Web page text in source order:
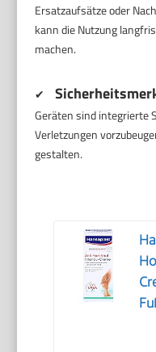
Ersatzaufsätze oder
kann die Nutzung
machen.
✔
Geräten sind integrierte
Verletzungen
gestalten.